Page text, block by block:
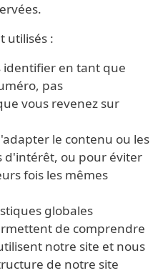
utilisés :
identifier en tant que
pas
vous revenez sur
le contenu ou les
d'intérêt, ou pour éviter
fois les mêmes
globales
de comprendre
notre site et nous
de notre site